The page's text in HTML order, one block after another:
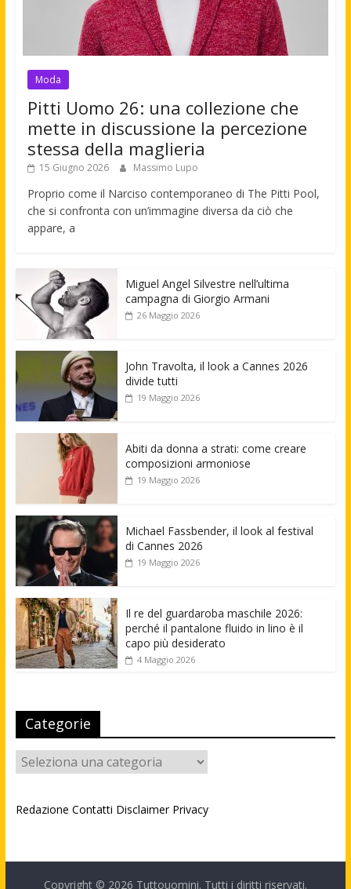
Moda
Pitti Uomo 26: una collezione che
mette in discussione la percezione
stessa della maglieria
15 Giugno 2026 Massimo Lupo
Proprio come il Narciso contemporaneo di The Pitti Pool,
che si confronta con un’immagine diversa da ciò che
appare, a
Miguel Angel Silvestre nell’ultima
campagna di Giorgio Armani
26 Maggio 2026
John Travolta, il look a Cannes 2026
divide tutti
19 Maggio 2026
Abiti da donna a strati: come creare
composizioni armoniose
19 Maggio 2026
Michael Fassbender, il look al festival
di Cannes 2026
19 Maggio 2026
Il re del guardaroba maschile 2026:
perché il pantalone fluido in lino è il
capo più desiderato
4 Maggio 2026
Categorie
Categorie
Redazione Contatti Disclaimer Privacy
Copyright © 2026 Tuttouomini. Tutti i diritti riservati.